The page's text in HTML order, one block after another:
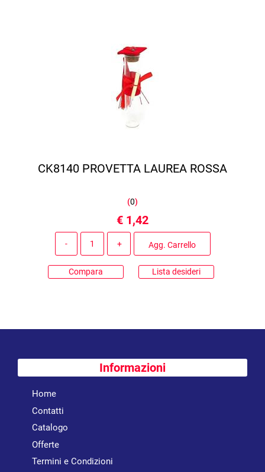
CK8140 PROVETTA LAUREA ROSSA
(0)
€ 1,42
Agg. Carrello
Compara Lista desideri
Informazioni
Home
Contatti
Catalogo
Offerte
Termini e Condizioni